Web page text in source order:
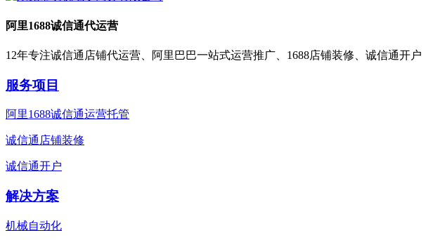
阿里1688诚信通代运营
12年专注诚信通店铺代运营、阿里巴巴一站式运营推广、1688店铺装修、诚信通开户
服务项目
阿里1688诚信通运营托管
诚信通店铺装修
诚信通开户
解决方案
机械自动化